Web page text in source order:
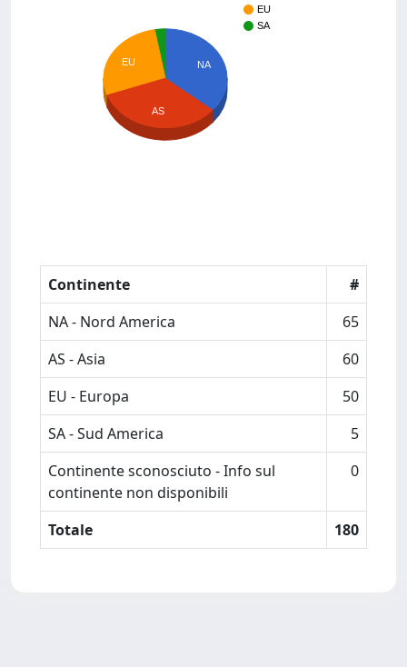
EU
SA
NA
EU
AS
Continente
#
NA - Nord America
65
AS - Asia
60
EU - Europa
50
SA - Sud America
5
Continente sconosciuto - Info sul
continente non disponibili
0
Totale 180